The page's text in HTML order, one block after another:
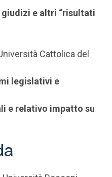
e altri “risultati
Cattolica del
legislativi e
e relativo impatto su